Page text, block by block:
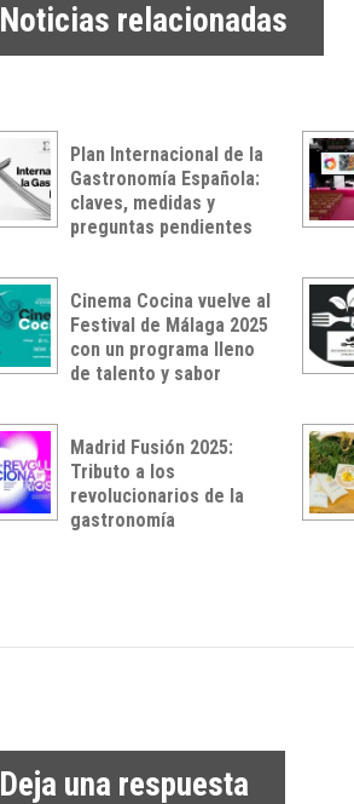
Noticias relacionadas
Plan Internacional de la
Gastronomía Española:
claves, medidas y
preguntas pendientes
Cinema Cocina vuelve al
Festival de Málaga 2025
con un programa lleno
de talento y sabor
Madrid Fusión 2025:
Tributo a los
revolucionarios de la
gastronomía
Deja una respuesta